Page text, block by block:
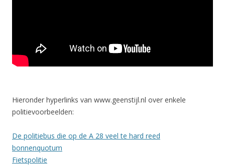
Hieronder hyperlinks van www.geenstijl.nl over enkele
politievoorbeelden:
De politiebus die op de A 28 veel te hard reed
bonnenquotum
Fietspolitie